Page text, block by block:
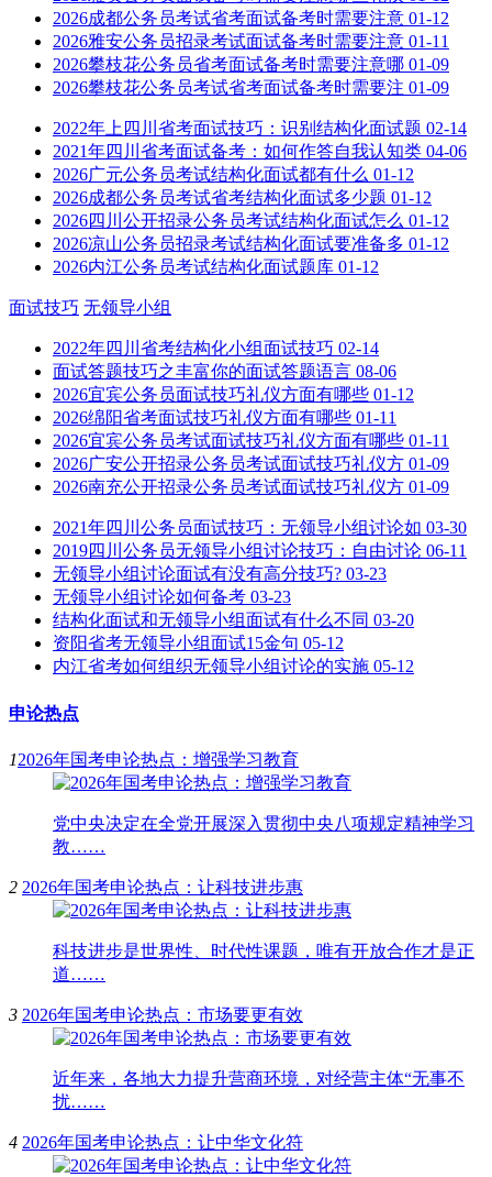
2026成都公务员考试省考面试备考时需要注意 01-12
2026雅安公务员招录考试面试备考时需要注意 01-11
2026攀枝花公务员省考面试备考时需要注意哪 01-09
2026攀枝花公务员考试省考面试备考时需要注 01-09
2022年上四川省考面试技巧：识别结构化面试题 02-14
2021年四川省考面试备考：如何作答自我认知类 04-06
2026广元公务员考试结构化面试都有什么 01-12
2026成都公务员考试省考结构化面试多少题 01-12
2026四川公开招录公务员考试结构化面试怎么 01-12
2026凉山公务员招录考试结构化面试要准备多 01-12
2026内江公务员考试结构化面试题库 01-12
面试技巧 无领导小组
2022年四川省考结构化小组面试技巧 02-14
面试答题技巧之丰富你的面试答题语言 08-06
2026宜宾公务员面试技巧礼仪方面有哪些 01-12
2026绵阳省考面试技巧礼仪方面有哪些 01-11
2026宜宾公务员考试面试技巧礼仪方面有哪些 01-11
2026广安公开招录公务员考试面试技巧礼仪方 01-09
2026南充公开招录公务员考试面试技巧礼仪方 01-09
2021年四川公务员面试技巧：无领导小组讨论如 03-30
2019四川公务员无领导小组讨论技巧：自由讨论 06-11
无领导小组讨论面试有没有高分技巧? 03-23
无领导小组讨论如何备考 03-23
结构化面试和无领导小组面试有什么不同 03-20
资阳省考无领导小组面试15金句 05-12
内江省考如何组织无领导小组讨论的实施 05-12
申论热点
12026年国考申论热点：增强学习教育
党中央决定在全党开展深入贯彻中央八项规定精神学习
教……
2 2026年国考申论热点：让科技进步惠
科技进步是世界性、时代性课题，唯有开放合作才是正
道……
3 2026年国考申论热点：市场要更有效
近年来，各地大力提升营商环境，对经营主体“无事不
扰……
4 2026年国考申论热点：让中华文化符